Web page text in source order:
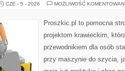
CZE - 5 - 2026 MOŻLIWOŚĆ
Proszkic.pl to pomocna
projektom krawieckim,
przewodnikiem dla osób
przy maszynie do szycia,